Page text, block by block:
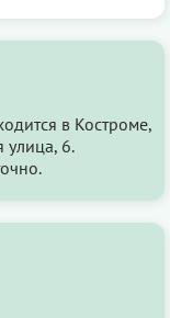
в Костроме,
6.